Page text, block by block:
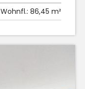
Wohnfl.: 86,45 m²